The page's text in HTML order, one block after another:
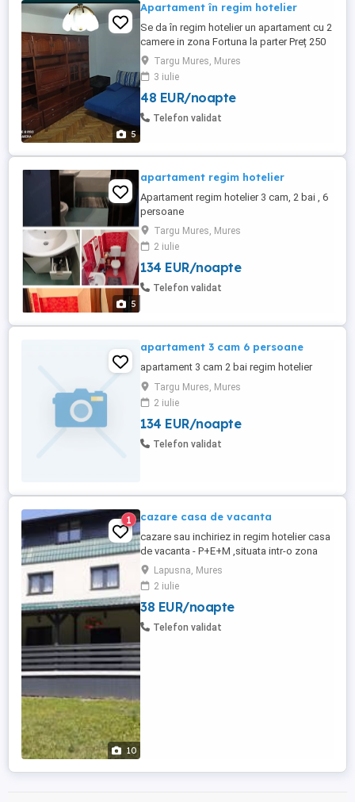
5
Apartament în regim hotelier
Se da în regim hotelier un apartament cu 2
camere in zona Fortuna la parter Preț 250
pe ziTargu Mures, Mures
3 iulie
48 EUR/noapte
Telefon validat
5
apartament regim hotelier
Apartament regim hotelier 3 cam, 2 bai , 6
persoane
Targu Mures, Mures
2 iulie
134 EUR/noapte
Telefon validat
apartament 3 cam 6 persoane
apartament 3 cam 2 bai regim hotelier
Targu Mures, Mures
2 iulie
134 EUR/noapte
Telefon validat
10
1 cazare casa de vacanta
cazare sau inchiriez in regim hotelier casa
de vacanta - P+E+M ,situata intr-o zona
deosebit de frumoasa- IBANESTI-PARAUL
NEGRU(LAPUSNA ), casa de vacanta este
compusa din : -parter- o sala de mese cu
o capacitate de 50 locuri, 1-bucatarie
utilata, 1-camera alimente, 2-grupuri
Lapusna, Mures
2 iulie
38 EUR/noapte
Telefon validat